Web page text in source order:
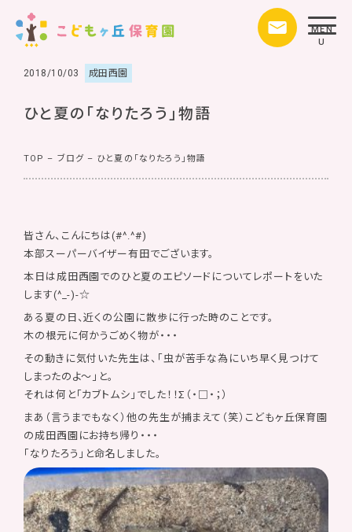
MEN
U
2018/10/03 成田西園
ひと夏の「なりたろう」物語
TOP – ブログ – ひと夏の「なりたろう」物語
皆さん、こんにちは(#^.^#)
本部スーパーバイザー有田でございます。
本日は成田西園でのひと夏のエピソードについてレポートをいた
します(^_-)-☆
ある夏の日、近くの公園に散歩に行った時のことです。
木の根元に何かうごめく物が・・・
その動きに気付いた先生は、「虫が苦手な為にいち早く見つけて
しまったのよ〜」と。
それは何と「カブトムシ」でした！！Σ（・□・；）
まあ（言うまでもなく）他の先生が捕まえて（笑）こどもヶ丘保育園
の成田西園にお持ち帰り・・・
「なりたろう」と命名しました。